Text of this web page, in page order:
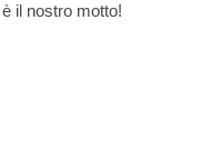
è il nostro motto!